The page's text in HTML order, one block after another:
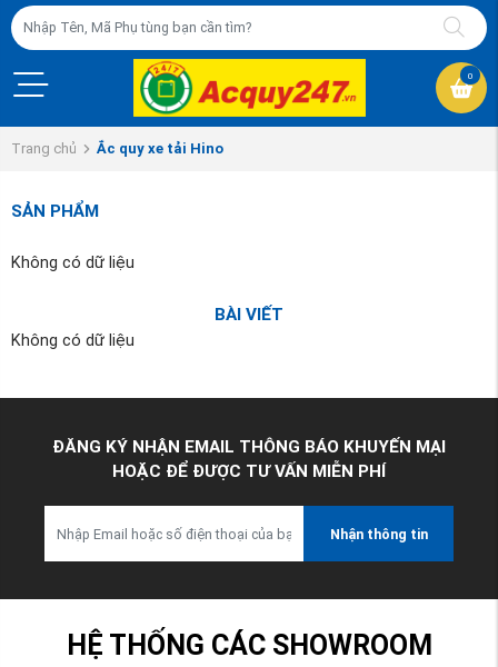
0
Trang chủ Ắc quy xe tải Hino
SẢN PHẨM
Không có dữ liệu
BÀI VIẾT
Không có dữ liệu
ĐĂNG KÝ NHẬN EMAIL THÔNG BÁO KHUYẾN MẠI
HOẶC ĐỂ ĐƯỢC TƯ VẤN MIỄN PHÍ
Nhận thông tin
HỆ THỐNG CÁC SHOWROOM